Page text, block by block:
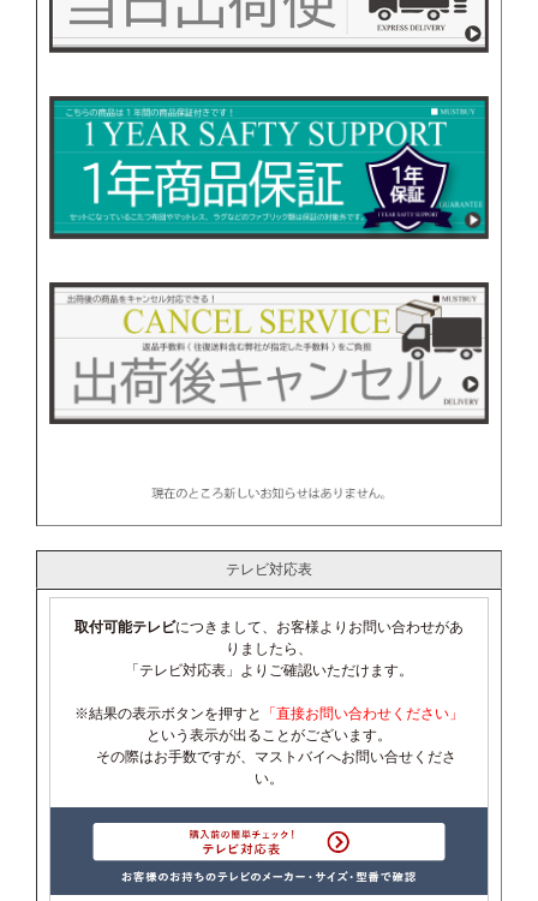
テレビ対応表
取付可能テレビにつきまして、お客様よりお問い合わせがあ
りましたら、
「テレビ対応表」よりご確認いただけます。
※結果の表示ボタンを押すと
「直接お問い合わせください」
という表示が出ることがございます。
その際はお手数ですが、マストバイへお問い合せくださ
い。